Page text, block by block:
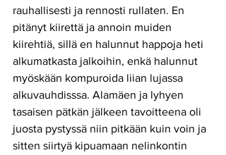
rauhallisesti ja rennosti rullaten. En
pitänyt kiirettä ja annoin muiden
kiirehtiä, sillä en halunnut happoja heti
alkumatkasta jalkoihin, enkä halunnut
myöskään kompuroida liian lujassa
alkuvauhdisssa. Alamäen ja lyhyen
tasaisen pätkän jälkeen tavoitteena oli
juosta pystyssä niin pitkään kuin voin ja
sitten siirtyä kipuamaan nelinkontin